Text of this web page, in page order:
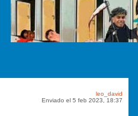
leo_david
Enviado el 5 feb 2023, 18:37